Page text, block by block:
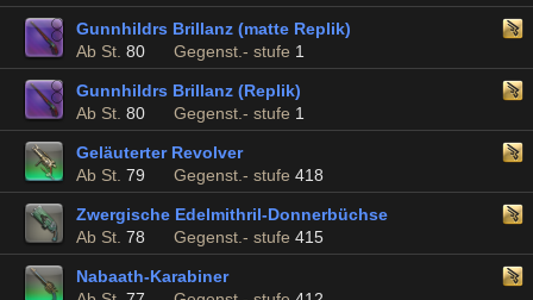
Gunnhildrs Brillanz (matte Replik)
Ab St. 80 Gegenst.- stufe 1
Gunnhildrs Brillanz (Replik)
Ab St. 80 Gegenst.- stufe 1
Geläuterter Revolver
Ab St. 79 Gegenst.- stufe 418
Zwergische Edelmithril-Donnerbüchse
Ab St. 78 Gegenst.- stufe 415
Nabaath-Karabiner